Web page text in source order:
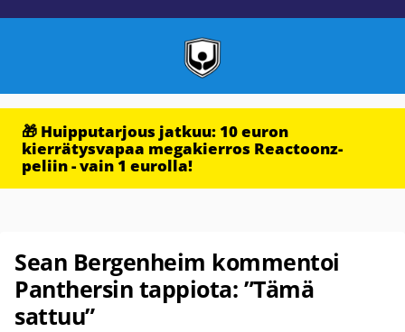
🎁 Huipputarjous jatkuu: 10 euron
kierrätysvapaa megakierros Reactoonz-
peliin - vain 1 eurolla!
Sean Bergenheim kommentoi
Panthersin tappiota: ”Tämä
sattuu”